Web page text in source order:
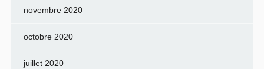
novembre 2020
octobre 2020
juillet 2020